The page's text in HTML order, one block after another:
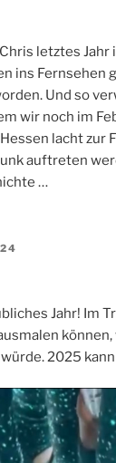
letztes Jahr
ins Fernsehen
Und so
wir noch im
lacht zur
auftreten
…
Jahr! Im
2025